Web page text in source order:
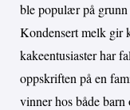
ble populær på
Kondensert melk gir
kakeentusiaster har
oppskriften på en
vinner hos både